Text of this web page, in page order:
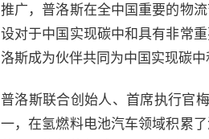
推广，普洛斯在全中国重要的物
设对于中国实现碳中和具有非常
洛斯成为伙伴共同为中国实现碳中
普洛斯联合创始人、首席执行官
一，在氢燃料电池汽车领域积累